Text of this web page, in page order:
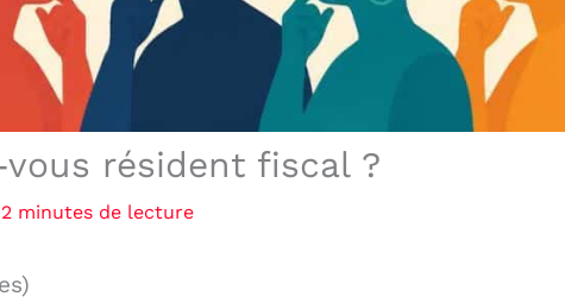
résident fiscal ?
2 minutes de lecture